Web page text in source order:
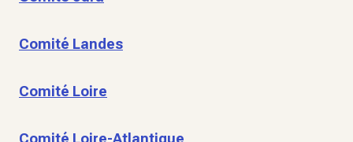
Comité Landes
Comité Loire
Comité Loire-Atlantique